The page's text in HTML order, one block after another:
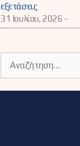
εξετάσεις
31 Ιουλίου, 2026 -
για: